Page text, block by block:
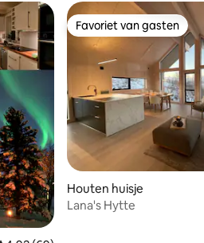
Favoriet van gasten
Favoriet van gasten
Houten huisje
Lana's Hytte